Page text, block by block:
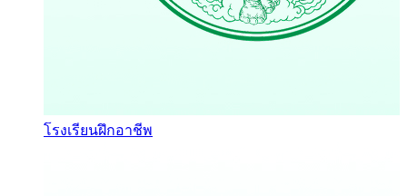
โรงเรียนฝึกอาชีพ